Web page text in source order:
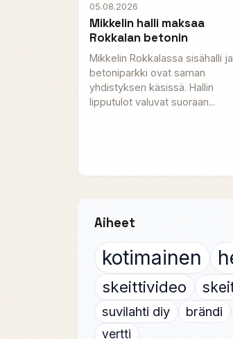
05.08.2026
Mikkelin halli maksaa
Rokkalan betonin
Mikkelin Rokkalassa sisähalli ja
betoniparkki ovat saman
yhdistyksen käsissä. Hallin
lipputulot valuvat suoraan...
Aiheet
kotimainen
skeittivideo
suvilahti diy
brändi
vertti